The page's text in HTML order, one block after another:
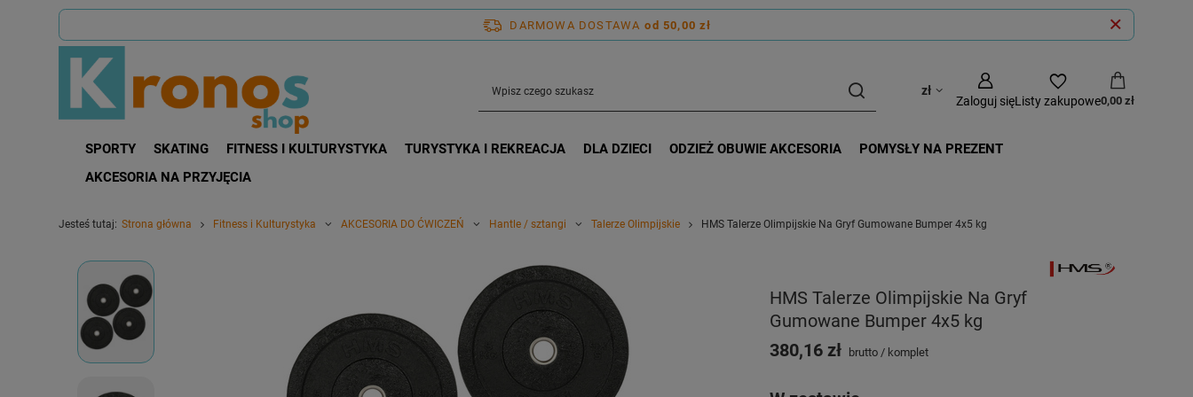
DARMOWA DOSTAWA od 50,00 zł
zł
Zaloguj sięListy zakupowe0,00 zł
SPORTY SKATING FITNESS I KULTURYSTYKA TURYSTYKA I REKREACJA DLA DZIECI ODZIEŻ OBUWIE AKCESORIA
POMYSŁY NA PREZENT
AKCESORIA NA PRZYJĘCIA
Jesteś tutaj: Strona główna Fitness i Kulturystyka AKCESORIA DO ĆWICZEŃ Hantle / sztangi Talerze Olimpijskie HMS Talerze Olimpijskie Na Gryf Gumowane Bumper 4x5 kg
HMS Talerze Olimpijskie Na Gryf
Gumowane Bumper 4x5 kg
380,16 zł brutto / komplet